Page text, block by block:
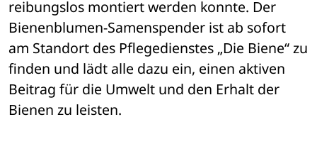
reibungslos montiert werden konnte. Der
Bienenblumen-Samenspender ist ab sofort
am Standort des Pflegedienstes „Die Biene“ zu
finden und lädt alle dazu ein, einen aktiven
Beitrag für die Umwelt und den Erhalt der
Bienen zu leisten.